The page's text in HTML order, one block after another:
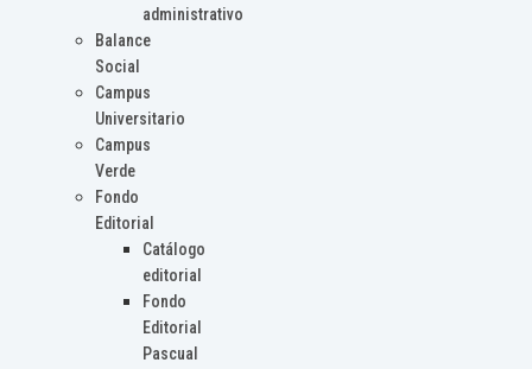
administrativo
Balance
Social
Campus
Universitario
Campus
Verde
Fondo
Editorial
Catálogo
editorial
Fondo
Editorial
Pascual